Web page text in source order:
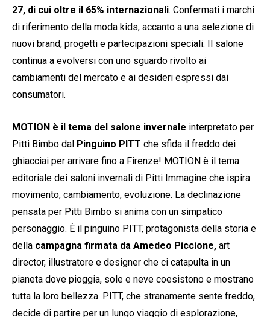
27, di cui oltre il 65% internazionali. Confermati i marchi
di riferimento della moda kids, accanto a una selezione di
nuovi brand, progetti e partecipazioni speciali. Il salone
continua a evolversi con uno sguardo rivolto ai
cambiamenti del mercato e ai desideri espressi dai
consumatori.
MOTION è il tema del salone invernale interpretato per
Pitti Bimbo dal Pinguino PITT che sfida il freddo dei
ghiacciai per arrivare fino a Firenze! MOTION è il tema
editoriale dei saloni invernali di Pitti Immagine che ispira
movimento, cambiamento, evoluzione. La declinazione
pensata per Pitti Bimbo si anima con un simpatico
personaggio. È il pinguino PITT, protagonista della storia e
della campagna firmata da Amedeo Piccione, art
director, illustratore e designer che ci catapulta in un
pianeta dove pioggia, sole e neve coesistono e mostrano
tutta la loro bellezza. PITT, che stranamente sente freddo,
decide di partire per un lungo viaggio di esplorazione,